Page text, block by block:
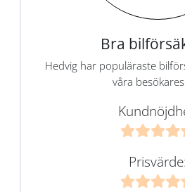
Bra
Hedvig har populäraste
våra
Prisvärde: